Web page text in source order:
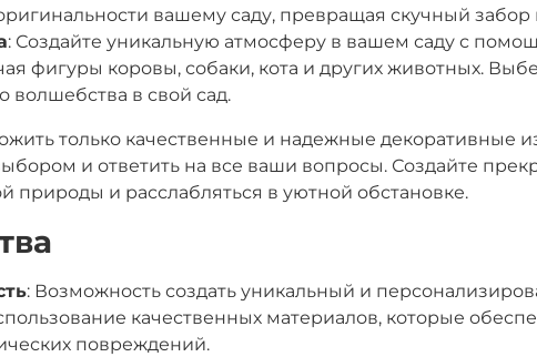
вашему саду, превращая скучный
: Создайте уникальную атмосферу в вашем саду с
фигуры коровы, собаки, кота и других животных.
волшебства в свой сад.
только качественные и надежные декоративные
и ответить на все ваши вопросы. Создайте
природы и расслабляться в уютной обстановке.
: Возможность создать уникальный и
качественных материалов, которые
повреждений.